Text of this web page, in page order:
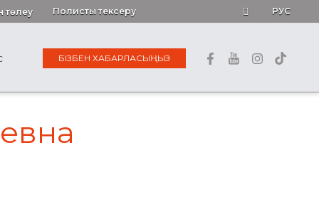
төлеу Полисты тексеру РУС
БІЗБЕН ХАБАРЛАСЫҢЫЗ